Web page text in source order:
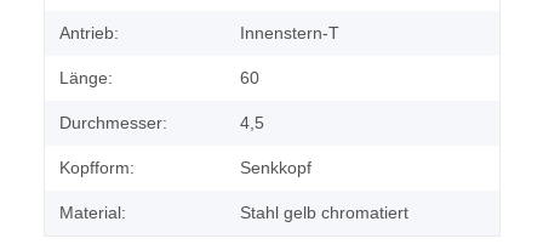
Antrieb: Innenstern-T
Länge: 60
Durchmesser: 4,5
Kopfform: Senkkopf
Material: Stahl gelb chromatiert